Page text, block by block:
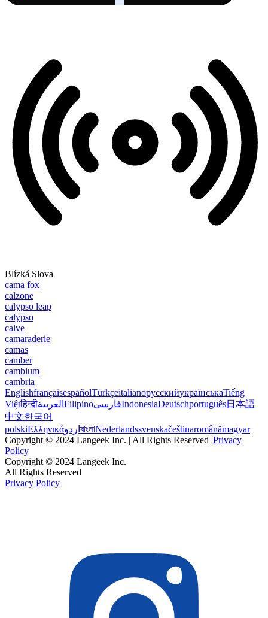
Blízká Slova
cama fox
calzone
calypso leap
calypso
calve
camaraderie
camas
camber
cambium
cambria
EnglishfrançaisespañolTürkçeitalianoрусскийукраїнськаTiếng
Việtहिन्दीالعربية FilipinoفارسیIndonesiaDeutschportuguês日本語
中文한국어
polskiΕλληνικάاردو বাংলাNederlandssvenskačeštinaromânămagyar
Copyright © 2024 Langeek Inc. | All Rights Reserved |Privacy
Policy
Copyright © 2024 Langeek Inc.
All Rights Reserved
Privacy Policy